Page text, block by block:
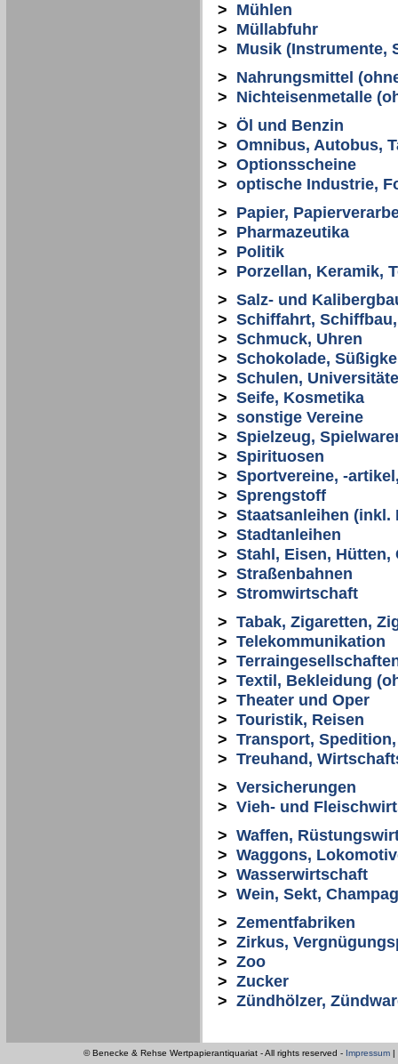
> Mühlen
> Müllabfuhr
> Musik (Instrumente,
> Nahrungsmittel
> Nichteisenmetalle
> Öl und Benzin
> Omnibus, Autobus,
> Optionsscheine
> optische Industrie,
> Papier,
> Pharmazeutika
> Politik
> Porzellan, Keramik,
> Salz- und
> Schiffahrt,
> Schmuck, Uhren
> Schokolade,
> Schulen,
> Seife, Kosmetika
> sonstige Vereine
> Spielzeug,
> Spirituosen
> Sportvereine, -
> Sprengstoff
> Staatsanleihen (inkl.
> Stadtanleihen
> Stahl, Eisen, Hütten,
> Straßenbahnen
> Stromwirtschaft
> Tabak, Zigaretten,
> Telekommunikation
>
> Textil, Bekleidung
> Theater und Oper
> Touristik, Reisen
> Transport,
> Treuhand,
> Versicherungen
> Vieh- und
> Waffen,
> Waggons,
> Wasserwirtschaft
> Wein, Sekt,
> Zementfabriken
> Zirkus,
> Zoo
> Zucker
> Zündhölzer,
© Benecke & Rehse Wertpapierantiquariat - All rights reserved - Impressum |